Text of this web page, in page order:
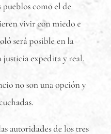
pueblos como el de
vivir con miedo e
será posible en la
justicia expedita y real.
no son una opción y
autoridades de los tres